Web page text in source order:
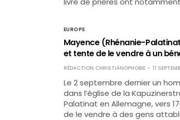
EUROPE
Mayence (Rhénanie-
et tente de le vendre à un
RÉDACTION CHRISTIANOPHOBIE 11
Le 2 septembre dernier un
dans l’église de la
Palatinat en Allemagne, vers
de le vendre à des gens